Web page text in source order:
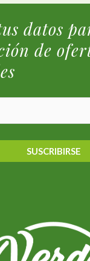
datos
de
SUSCRIBIRSE